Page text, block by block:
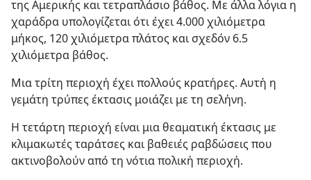
της Αμερικής και τετραπλάσιο βάθος. Με άλλα λόγια η
χαράδρα υπολογίζεται ότι έχει 4.000 χιλιόμετρα
μήκος, 120 χιλιόμετρα πλάτος και σχεδόν 6.5
χιλιόμετρα βάθος.
Μια τρίτη περιοχή έχει πολλούς κρατήρες. Αυτή η
γεμάτη τρύπες έκτασις μοιάζει με τη σελήνη.
Η τετάρτη περιοχή είναι μια θεαματική έκτασις με
κλιμακωτές ταράτσες και βαθειές ραβδώσεις που
ακτινοβολούν από τη νότια πολική περιοχή.